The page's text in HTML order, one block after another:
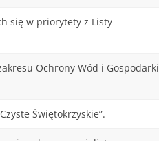
się w priorytety z Listy
Ochrony Wód i Gospodarki
Świętokrzyskie”.